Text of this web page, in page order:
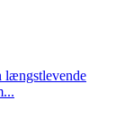
længstlevende